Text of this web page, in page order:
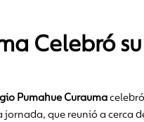
Celebró
Pumahue Curauma
jornada, que reunió a cerca